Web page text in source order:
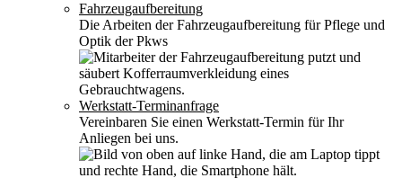
Fahrzeugaufbereitung
Die Arbeiten der Fahrzeugaufbereitung für Pflege und
Optik der Pkws
Werkstatt-Terminanfrage
Vereinbaren Sie einen Werkstatt-Termin für Ihr
Anliegen bei uns.